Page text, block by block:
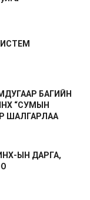
БАГИЙН
“СУМЫН
ШАЛГАРЛАА
ЫН ДАРГА,